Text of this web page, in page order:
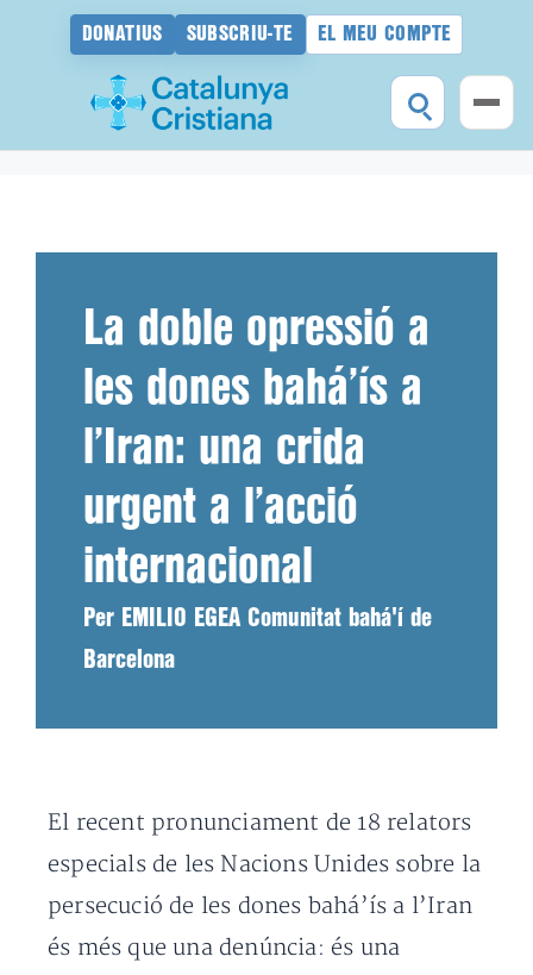
DONATIUS SUBSCRIU-TE EL MEU COMPTE
La doble opressió a
les dones bahá’ís a
l’Iran: una crida
urgent a l’acció
internacional
Per EMILIO EGEA Comunitat bahá'í de
Barcelona
El recent pronunciament de 18 relators
especials de les Nacions Unides sobre la
persecució de les dones bahá’ís a l’Iran
és més que una denúncia: és una